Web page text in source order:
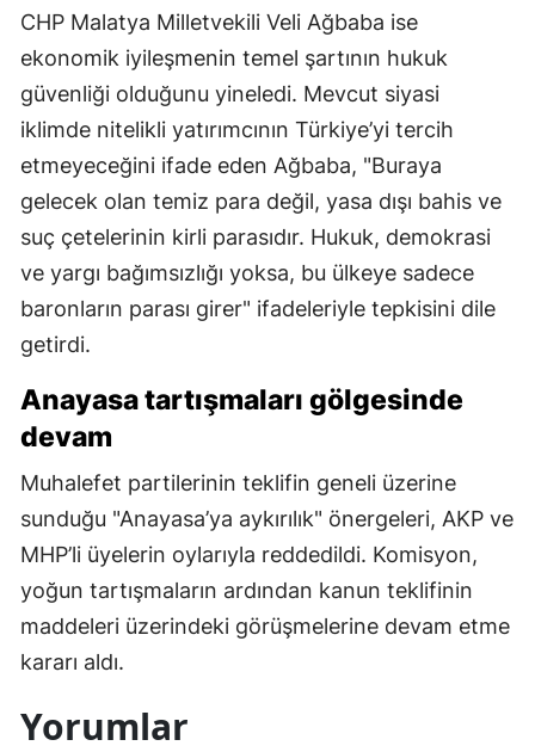
CHP Malatya Milletvekili Veli Ağbaba ise
ekonomik iyileşmenin temel şartının hukuk
güvenliği olduğunu yineledi. Mevcut siyasi
iklimde nitelikli yatırımcının Türkiye’yi tercih
etmeyeceğini ifade eden Ağbaba, "Buraya
gelecek olan temiz para değil, yasa dışı bahis ve
suç çetelerinin kirli parasıdır. Hukuk, demokrasi
ve yargı bağımsızlığı yoksa, bu ülkeye sadece
baronların parası girer" ifadeleriyle tepkisini dile
getirdi.
Anayasa tartışmaları gölgesinde
devam
Muhalefet partilerinin teklifin geneli üzerine
sunduğu "Anayasa’ya aykırılık" önergeleri, AKP ve
MHP’li üyelerin oylarıyla reddedildi. Komisyon,
yoğun tartışmaların ardından kanun teklifinin
maddeleri üzerindeki görüşmelerine devam etme
kararı aldı.
Yorumlar